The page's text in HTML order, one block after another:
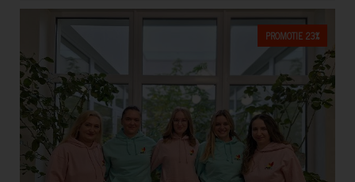
PROMOTIE 23%